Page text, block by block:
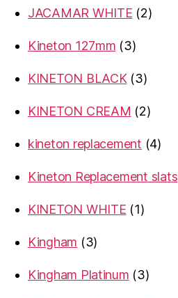
JACAMAR WHITE
22
Kineton 127mm
33
KINETON BLACK 33
KINETON CREAM
22
kineton replacement
44
Kineton Replacement slats
KINETON WHITE
11
Kingham
33
Kingham Platinum
33